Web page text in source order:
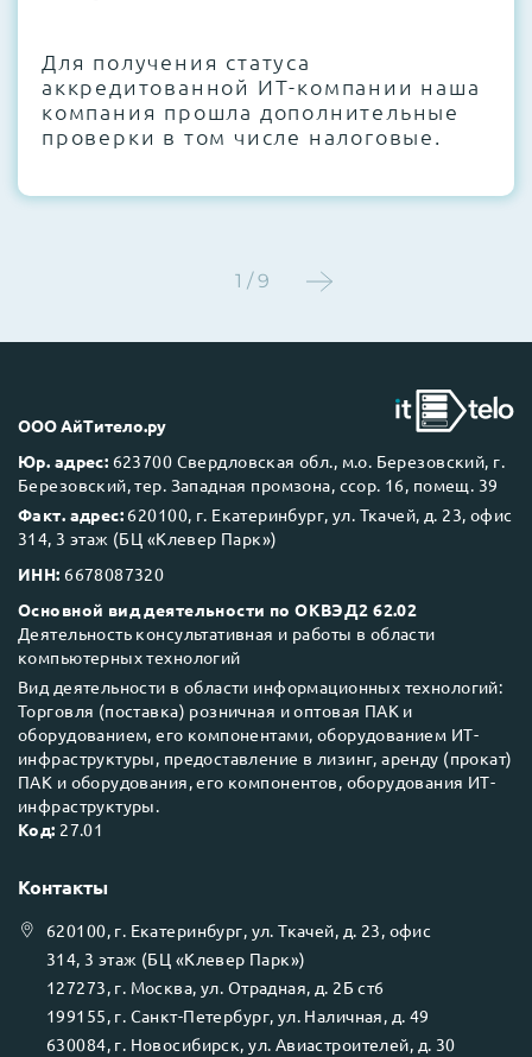
Этап 4:Стресс-тестирование под 100%
нагрузкой в течение 72 часов для
проверки стабильности всех подсистем
Next Business Day (NBD)
Для получения статуса
аккредитованной ИТ-компании наша
компания прошла дополнительные
проверки в том числе налоговые.
1 / 9
ООО АйТитело.ру
Юр. адрес: 623700 Свердловская обл., м.о. Березовский, г.
Березовский, тер. Западная промзона, ссор. 16, помещ. 39
Факт. адрес: 620100, г. Екатеринбург, ул. Ткачей, д. 23, офис
314, 3 этаж (БЦ «Клевер Парк»)
ИНН: 6678087320
Основной вид деятельности по ОКВЭД2 62.02
Деятельность консультативная и работы в области
компьютерных технологий
Вид деятельности в области информационных технологий:
Торговля (поставка) розничная и оптовая ПАК и
оборудованием, его компонентами, оборудованием ИТ-
инфраструктуры, предоставление в лизинг, аренду (прокат)
ПАК и оборудования, его компонентов, оборудования ИТ-
инфраструктуры.
Код: 27.01
Контакты
620100, г. Екатеринбург, ул.Ткачей, д. 23, офис
314, 3 этаж (БЦ «Клевер Парк»)
127273, г. Москва, ул. Отрадная, д. 2Б ст6
199155, г. Санкт-Петербург, ул. Наличная, д. 49
630084, г. Новосибирск, ул. Авиастроителей, д. 30